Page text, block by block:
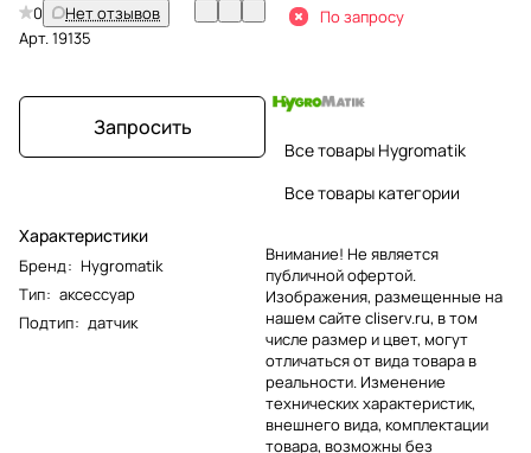
0
Нет отзывов
Арт.19135
Запросить
Характеристики
Бренд: Hygromatik
Тип: аксессуар
Подтип: датчик
По запросу
Все товары Hygromatik
Все товары категории
Внимание! Не является
публичной офертой.
Изображения, размещенные на
нашем сайте cliserv.ru, в том
числе размер и цвет, могут
отличаться от вида товара в
реальности. Изменение
технических характеристик,
внешнего вида, комплектации
товара, возможны без